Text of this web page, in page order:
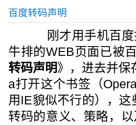
百度转码声明
刚才用手机百度
牛排的WEB页面已被
转码声明》，进去并保
a打开这个书签（
用IE貌似不行的），
转码的意义、策略，